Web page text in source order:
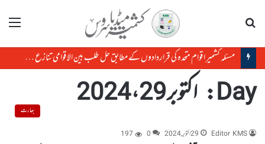
مینو
مسئلہ کشمیر اقوام متحدہ کی قراردادوں کے مطابق حل طلب بین الاقوامی تنازع ہے، حافظ حفیظ الرحمن
Day: اکتوبر 29، 2024
بھارت
Editor KMS
29 اکتوبر, 2024 0
197